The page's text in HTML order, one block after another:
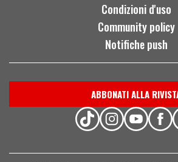
Condizioni d'uso
Community policy
Notifiche push
ABBONATI ALLA